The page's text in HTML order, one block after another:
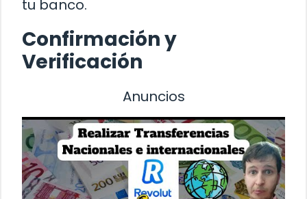
tu banco.
Confirmación y
Verificación
Anuncios